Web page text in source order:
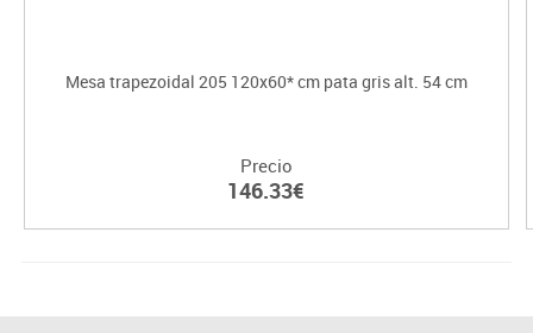
Mesa trapezoidal 205 120x60* cm pata gris alt. 54 cm
Precio
146.33€